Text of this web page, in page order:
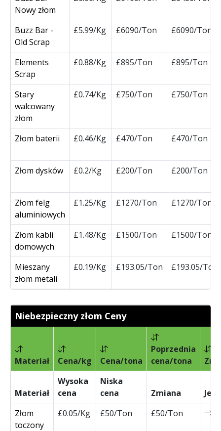
Nowy złom
Buzz Bar -
Old Scrap
£5.99/Kg £6090/Ton £6090/Ton
Elements
Scrap
£0.88/Kg £895/Ton £895/Ton
Stary
walcowany
złom
£0.74/Kg £750/Ton £750/Ton
Złom baterii £0.46/Kg £470/Ton £470/Ton
Złom dysków £0.2/Kg £200/Ton £200/Ton
Złom felg
aluminiowych
£1.25/Kg £1270/Ton £1270/Ton
Złom kabli
domowych
£1.48/Kg £1500/Ton £1500/Ton
Mieszany
złom metali
£0.19/Kg £193.05/Ton £193.05/Ton
Niebezpieczny złom Ceny
Materiał Cena/kg Cena/tona
Poprzednia
cena/tona
Materiał
Wysoka
cena
Niska
cena
Zmiana
Złom
toczony
£0.05/Kg £50/Ton £50/Ton